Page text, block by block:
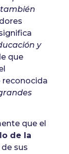
también
y
que
reconocida
que el
de la
sus